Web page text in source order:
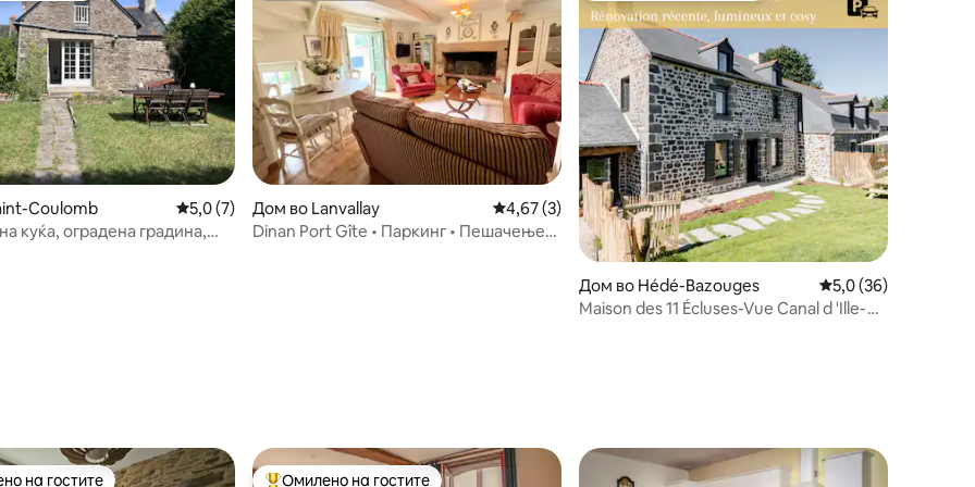
5, 26 рецензии
Coulomb Просечна оцена: 5,0 од 5, 7 рецензии
5,0 (7)
куќа, оградена градина,
Дом во Lanvallay Просечна оцена: 4,67 од 5, 3 рецензии
4,67 (3)
Dinan Port Gîte • Паркинг • Пешачење
Дом во Hédé-Bazouges Просечна оцена:
5,0 (36)
Maison des 11 Écluses-Vue Canal d 'Ille-
на гостите Омилено на гостите